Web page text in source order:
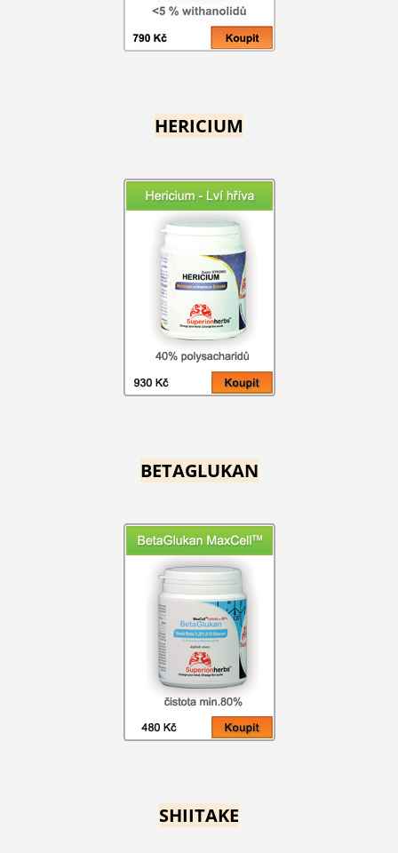
HERICIUM
BETAGLUKAN
SHIITAKE